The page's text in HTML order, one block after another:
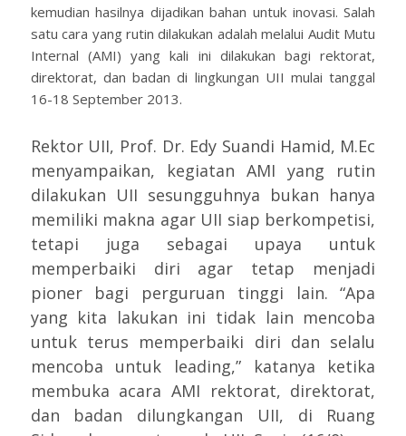
kemudian hasilnya dijadikan bahan untuk inovasi. Salah
satu cara yang rutin dilakukan adalah melalui Audit Mutu
Internal (AMI) yang kali ini dilakukan bagi rektorat,
direktorat, dan badan di lingkungan UII mulai tanggal
16-18 September 2013.
Rektor UII, Prof. Dr. Edy Suandi Hamid, M.Ec
menyampaikan, kegiatan AMI yang rutin
dilakukan UII sesungguhnya bukan hanya
memiliki makna agar UII siap berkompetisi,
tetapi juga sebagai upaya untuk
memperbaiki diri agar tetap menjadi
pioner bagi perguruan tinggi lain. “Apa
yang kita lakukan ini tidak lain mencoba
untuk terus memperbaiki diri dan selalu
mencoba untuk leading,” katanya ketika
membuka acara AMI rektorat, direktorat,
dan badan dilungkangan UII, di Ruang